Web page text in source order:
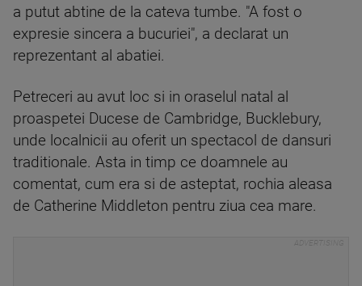
a putut abtine de la cateva tumbe. "A fost o
expresie sincera a bucuriei", a declarat un
reprezentant al abatiei.
Petreceri au avut loc si in oraselul natal al
proaspetei Ducese de Cambridge, Bucklebury,
unde localnicii au oferit un spectacol de dansuri
traditionale. Asta in timp ce doamnele au
comentat, cum era si de asteptat, rochia aleasa
de Catherine Middleton pentru ziua cea mare.